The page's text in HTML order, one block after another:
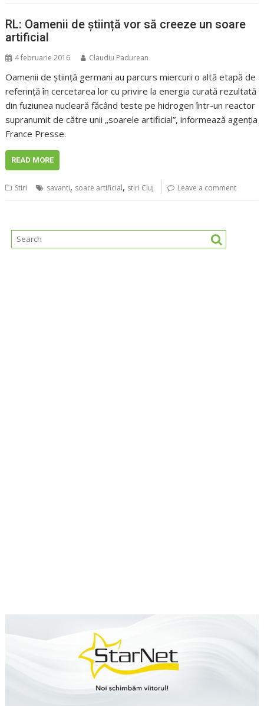
RL: Oamenii de știință vor să creeze un soare
artificial
4 februarie 2016 Claudiu Padurean
Oamenii de ştiinţă germani au parcurs miercuri o altă etapă de
referinţă în cercetarea lor cu privire la energia curată rezultată
din fuziunea nucleară făcând teste pe hidrogen într-un reactor
supranumit de către unii „soarele artificial”, informează agenţia
France Presse.
READ MORE
Stiri savanti, soare artificial, stiri Cluj Leave a comment